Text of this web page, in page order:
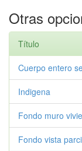
Otras
Título
Cuerpo entero
Indigena
Fondo muro
Fondo vista